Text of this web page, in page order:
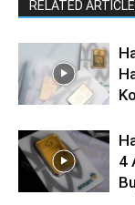
RELATED
4